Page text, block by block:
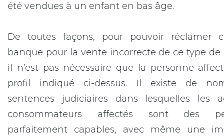
été vendues à un enfant en bas âge.
De toutes façons, pour pouvoir réclamer
banque pour la vente incorrecte de ce type de
il n’est pas nécessaire que la personne
profil indiqué ci-dessus. Il existe de
sentences judiciaires dans lesquelles les
consommateurs affectés sont des
parfaitement capables, avec même une